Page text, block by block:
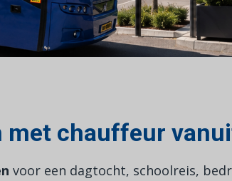
chauffeur
voor een dagtocht, schoolreis,